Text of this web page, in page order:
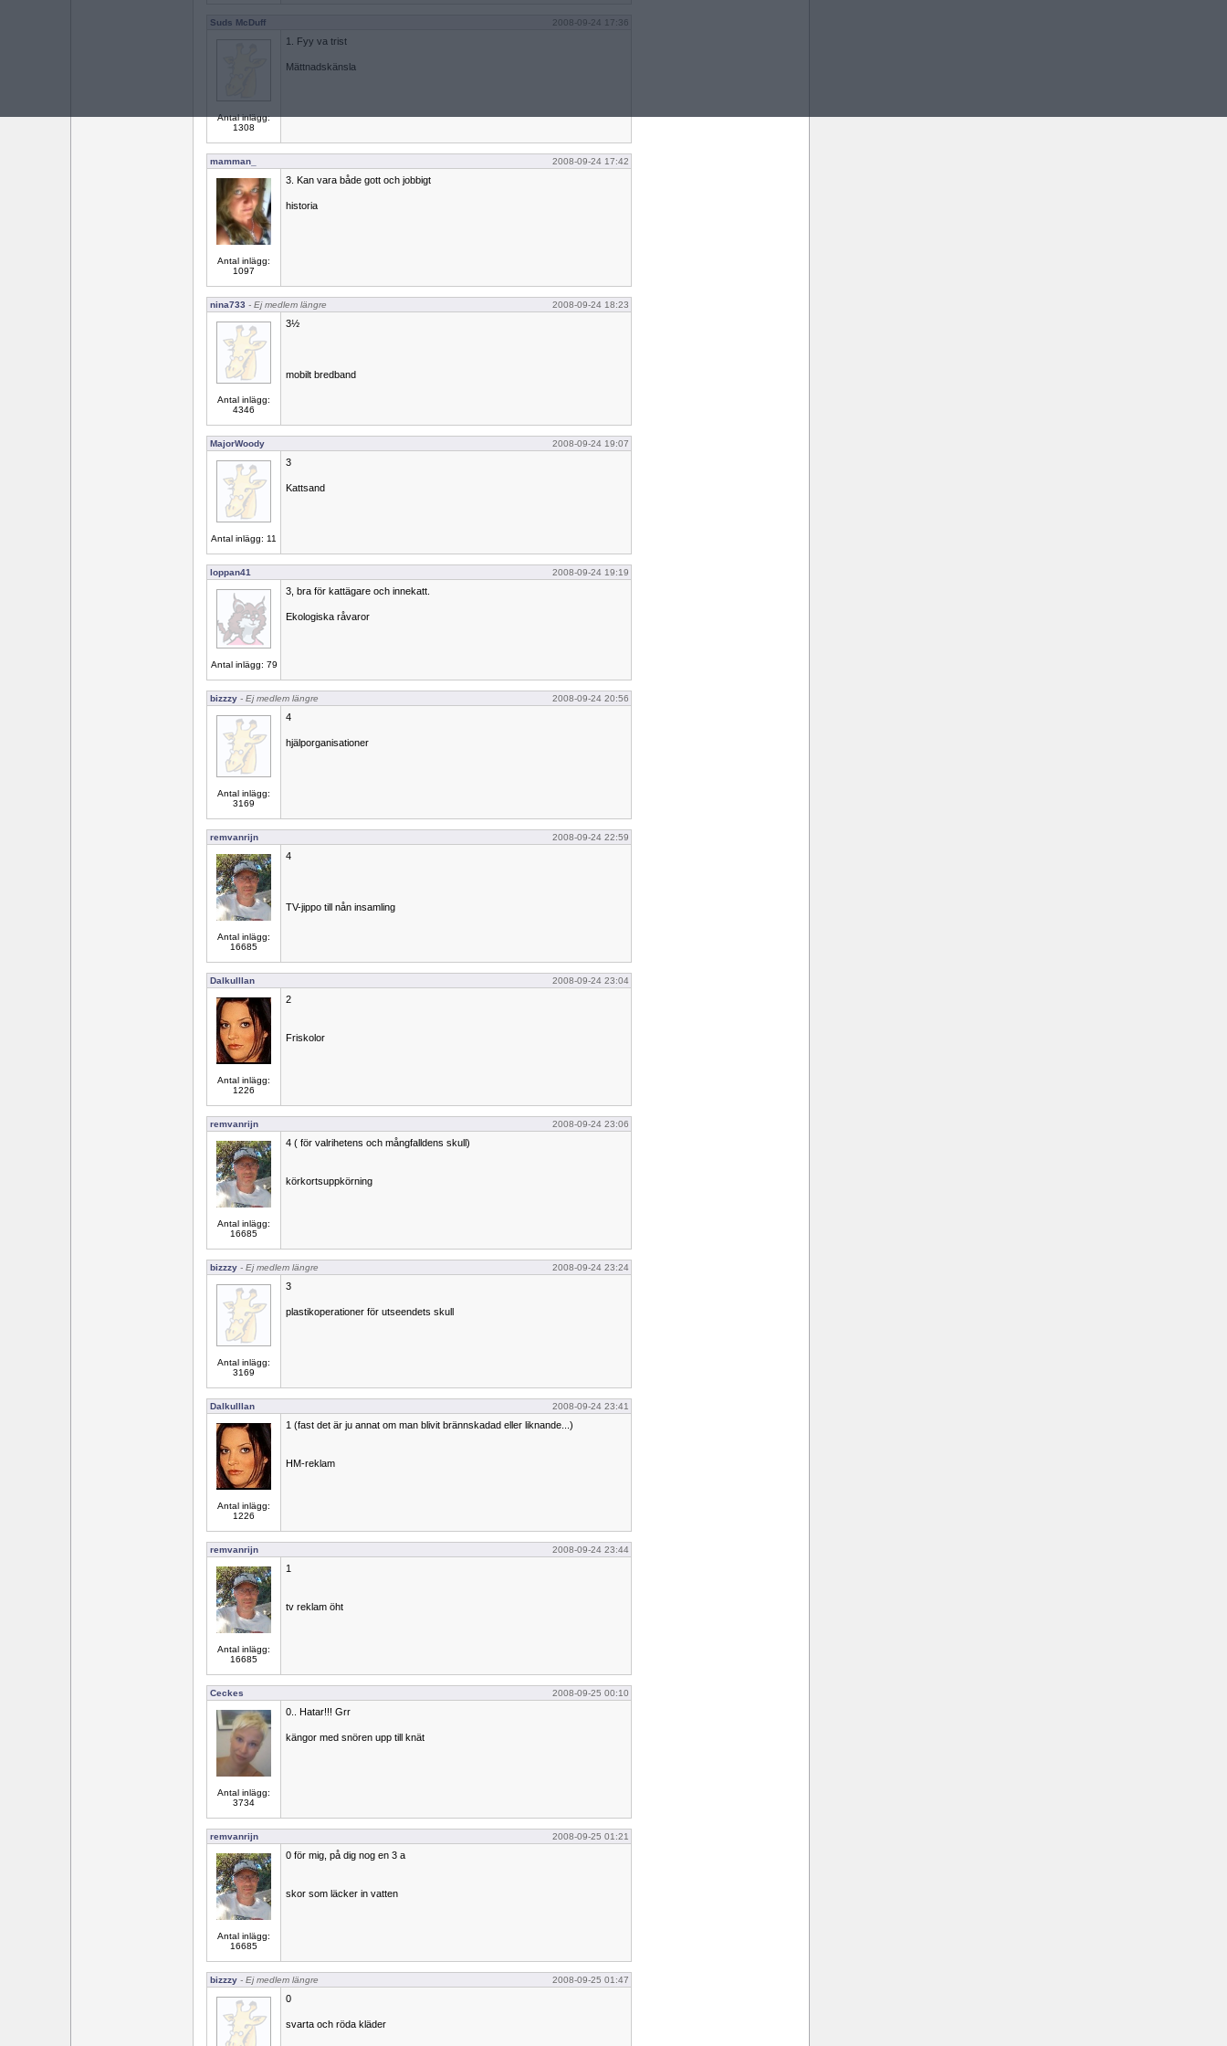
Suds McDuff 2008-09-24 17:36
Antal inlägg:
1308
1. Fyy va trist
Mättnadskänsla
mamman_ 2008-09-24 17:42
Antal inlägg:
1097
3. Kan vara både gott och jobbigt
historia
nina733 - Ej medlem längre 2008-09-24 18:23
Antal inlägg:
4346
3½
mobilt bredband
MajorWoody 2008-09-24 19:07
Antal inlägg: 11
3
Kattsand
loppan41 2008-09-24 19:19
Antal inlägg: 79
3, bra för kattägare och innekatt.
Ekologiska råvaror
bizzzy - Ej medlem längre 2008-09-24 20:56
Antal inlägg:
3169
4
hjälporganisationer
remvanrijn 2008-09-24 22:59
Antal inlägg:
16685
4
TV-jippo till nån insamling
Dalkulllan 2008-09-24 23:04
Antal inlägg:
1226
2
Friskolor
remvanrijn 2008-09-24 23:06
Antal inlägg:
16685
4 ( för valrihetens och mångfalldens skull)
körkortsuppkörning
bizzzy - Ej medlem längre 2008-09-24 23:24
Antal inlägg:
3169
3
plastikoperationer för utseendets skull
Dalkulllan 2008-09-24 23:41
Antal inlägg:
1226
1 (fast det är ju annat om man blivit brännskadad eller liknande...)
HM-reklam
remvanrijn 2008-09-24 23:44
Antal inlägg:
16685
1
tv reklam öht
Ceckes 2008-09-25 00:10
Antal inlägg:
3734
0.. Hatar!!! Grr
kängor med snören upp till knät
remvanrijn 2008-09-25 01:21
Antal inlägg:
16685
0 för mig, på dig nog en 3 a
skor som läcker in vatten
bizzzy - Ej medlem längre 2008-09-25 01:47
0
svarta och röda kläder